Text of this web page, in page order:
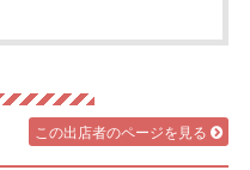
この出店者のページを見る